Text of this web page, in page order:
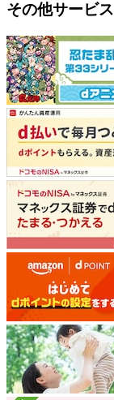
その他サービス